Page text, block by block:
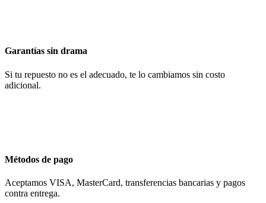
Garantías sin drama
Si tu repuesto no es el adecuado, te lo cambiamos sin costo
adicional.
Métodos de pago
Aceptamos VISA, MasterCard, transferencias bancarias y pagos
contra entrega.